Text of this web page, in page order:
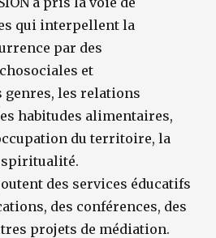
qui interpellent la
par des
et
les relations
habitudes alimentaires,
du territoire, la
spiritualité.
des services éducatifs
des conférences, des
projets de médiation.